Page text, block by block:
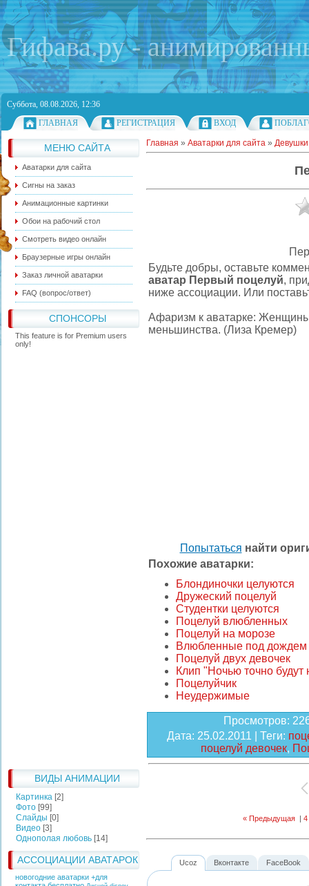
Гифава.ру -
Суббота, 08.08.2026, 12:36
ГЛАВНАЯ
РЕГИСТРАЦИЯ ВХОД
МЕНЮ САЙТА
Аватарки для сайта
Сигны на заказ
Анимационные картинки
Обои на рабочий стол
Смотреть видео онлайн
Браузерные игры онлайн
Заказ личной аватарки
FAQ (вопрос/ответ)
СПОНСОРЫ
This feature is for Premium users
only!
ВИДЫ АНИМАЦИИ
Картинка [2]
Фото [99]
Слайды [0]
Видео [3]
Однополая любовь [14]
АССОЦИАЦИИ АВАТАРОК
новогодние аватарки +для
Главная » Аватарки для сайта »
Будьте добры, оставьте
аватар Первый поцелуй,
ниже ассоциации. Или
Афаризм к аватарке: Женщины
меньшинства. (Лиза Кремер)
Попытаться найти
Похожие аватарки:
Блондиночки целуются
Дружеский поцелуй
Студентки целуются
Поцелуй влюбленных
Поцелуй на морозе
Влюбленные под дождем
Поцелуй двух девочек
Клип "Ночью точно будут
Поцелуйчик
Неудержимые
Просмотров:
Дата: 25.02.2011 | Теги:
поцелуй девочек,
« Предыдущая| 4
Ucoz Вконтакте FaceBook